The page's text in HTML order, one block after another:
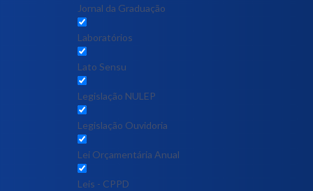
Jornal da Graduação
Laboratórios
Lato Sensu
Legislação NULEP
Legislação Ouvidoria
Lei Orçamentária Anual
Leis - CPPD